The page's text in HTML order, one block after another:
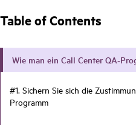
Table of Contents
Wie man ein Call Center QA-
#1. Sichern Sie sich die
Programm